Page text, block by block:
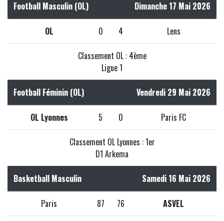
Football Masculin (OL) Dimanche 17 Mai 2026
OL 0 4 Lens
Classement OL : 4ème
Ligue 1
Football Féminin (OL) Vendredi 29 Mai 2026
OL Lyonnes 5 0 Paris FC
Classement OL Lyonnes : 1er
D1 Arkema
Basketball Masculin Samedi 16 Mai 2026
Paris 87 76 ASVEL